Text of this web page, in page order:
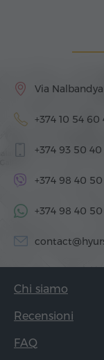
Via
+374 10 54 60
+374 93 50
+374 98 40
+374 98 40
Chi siamo
Recensioni
FAQ